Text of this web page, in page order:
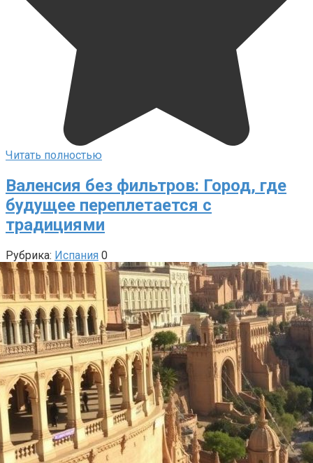
Читать полностью
Валенсия без фильтров: Город, где
будущее переплетается с
традициями
Рубрика: Испания 0